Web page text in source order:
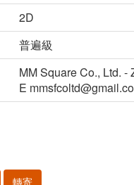
2D
普遍級
MM Square Co., Ltd. -
E
轉寄